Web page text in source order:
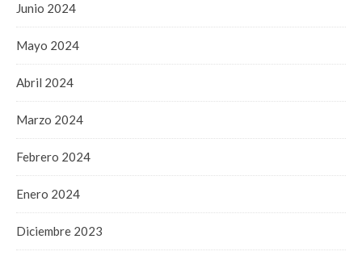
Junio 2024
Mayo 2024
Abril 2024
Marzo 2024
Febrero 2024
Enero 2024
Diciembre 2023